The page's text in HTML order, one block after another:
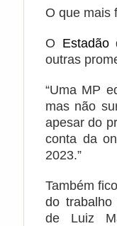
O que mais
O Estadão
outras
“Uma MP
mas não
apesar do
conta da
2023.”
Também
do trabalho
de Luiz